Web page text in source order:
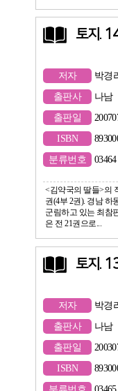
토지 .
저자
박경
출판사
나남
출판일
ISBN
분류번호
03464
<김약국의 딸들>의
권(4부 2권). 경남 하
군림하고 있는 최참
은 전 21권으로...
토지 .
저자
박경
출판사
나남
출판일
ISBN